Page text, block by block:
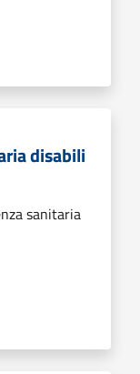
disabili
sanitaria